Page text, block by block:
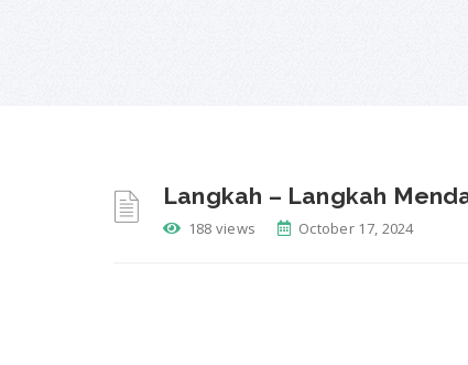
Langkah – Langkah
188 views October 17, 2024